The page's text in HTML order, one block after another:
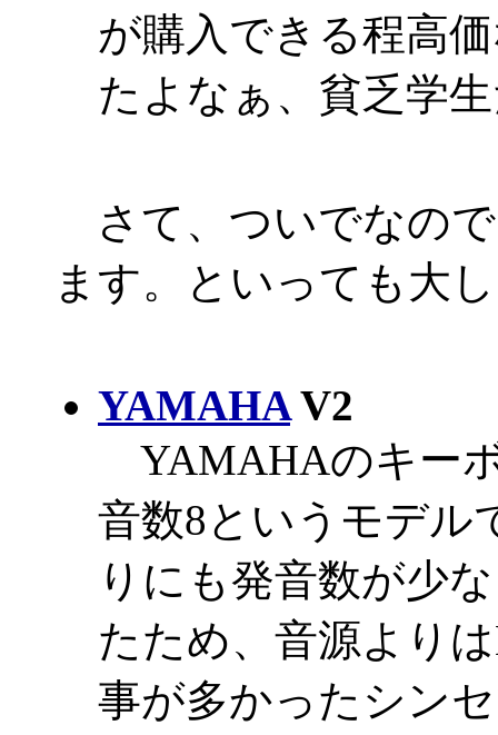
が購入できる程高
たよなぁ、貧乏学
さて、ついでなの
ます。といっても大
YAMAHAV2
YAMAHAのキー
音数8というモデル
りにも発音数が少
たため、音源より
事が多かったシン